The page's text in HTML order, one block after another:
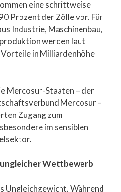
eine schrittweise
Prozent der Zölle vor. Für
Industrie, Maschinenbau,
werden laut
in Milliardenhöhe
Mercosur-Staaten – der
Mercosur –
Zugang zum
im sensiblen
Wettbewerb
Ungleichgewicht. Während